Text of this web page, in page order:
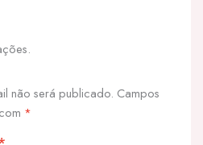
não será publicado. Campos
*